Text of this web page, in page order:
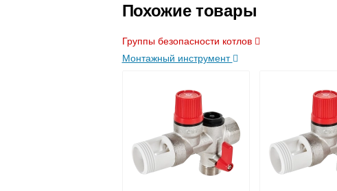
Похожие товары
Группы безопасности котлов
Монтажный инструмент